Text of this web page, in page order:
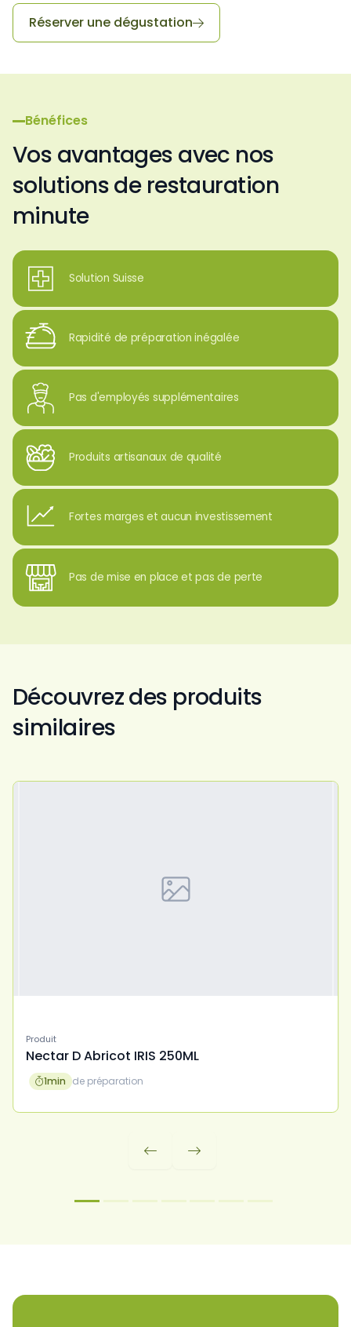
Réserver une dégustation
Bénéfices
Vos avantages avec nos
solutions de restauration
minute
Solution Suisse
Rapidité de préparation inégalée
Pas d'employés supplémentaires
Produits artisanaux de qualité
Fortes marges et aucun investissement
Pas de mise en place et pas de perte
Découvrez des produits
similaires
Produit
Nectar D Abricot IRIS 250ML
1min de préparation
 